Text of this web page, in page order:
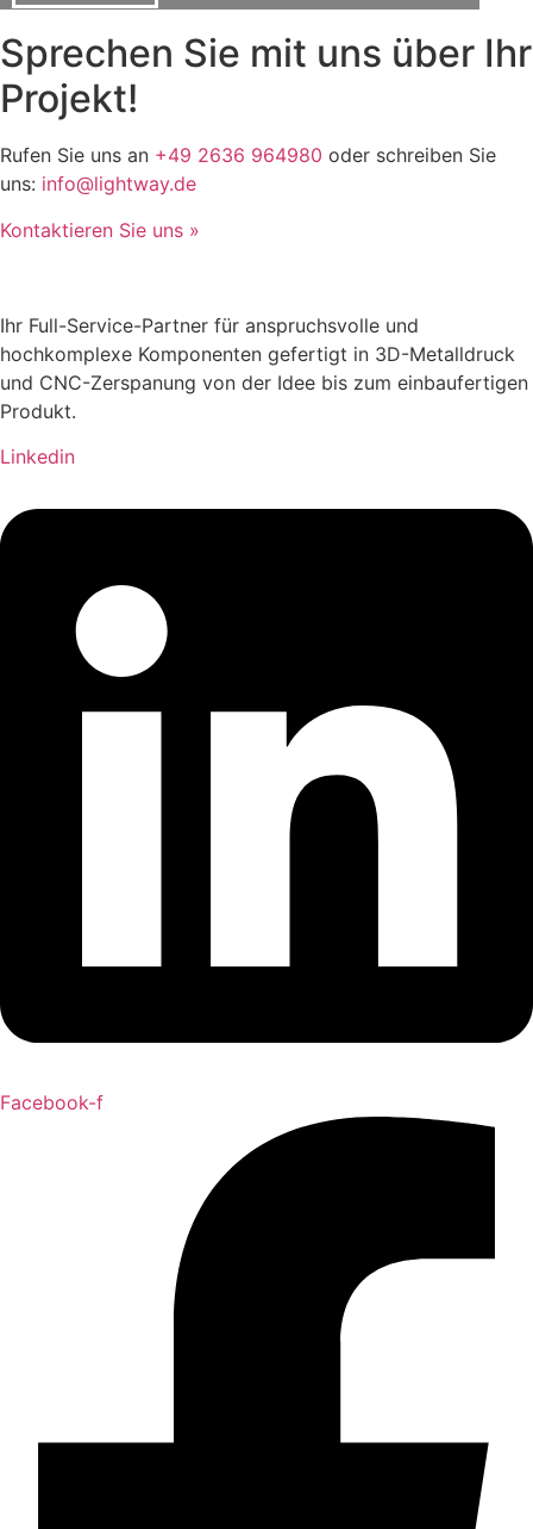
Sprechen Sie mit uns über Ihr
Projekt!
Rufen Sie uns an +49 2636 964980 oder schreiben Sie
uns: info@lightway.de
Kontaktieren Sie uns »
Ihr Full-Service-Partner für anspruchsvolle und
hochkomplexe Komponenten gefertigt in 3D-Metalldruck
und CNC-Zerspanung von der Idee bis zum einbaufertigen
Produkt.
Linkedin
Facebook-f